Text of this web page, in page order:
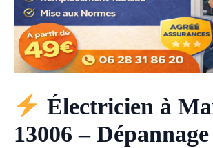
Électricien à
13006 –